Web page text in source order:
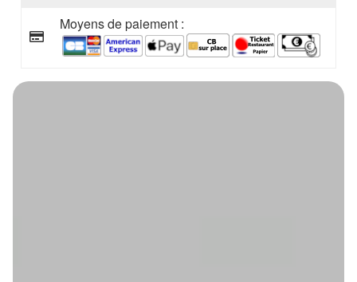
Moyens de paiement :